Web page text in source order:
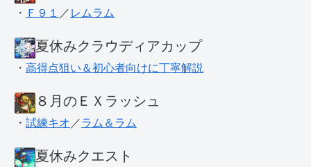
・ Ｆ９１ ／ レムラム
夏休みクラウディアカップ
・ 高得点狙い＆初心者向けに丁寧解説
８月のＥＸラッシュ
・ 試練キオ ／ラム＆ラム
夏休みクエスト